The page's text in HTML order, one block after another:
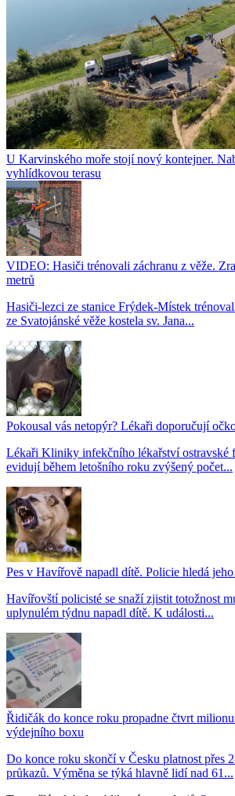
U Karvinského moře stojí nový kontejner.
vyhlídkovou terasu
VIDEO: Hasiči trénovali záchranu z věže.
metrů
Hasiči-lezci ze stanice Frýdek-Místek
ze Svatojánské věže kostela sv. Jana...
Pokousal vás netopýr? Lékaři doporučují
Lékaři Kliniky infekčního lékařství ostravské
evidují během letošního roku zvýšený počet...
Pes v Havířově napadl dítě. Policie hledá
Havířovští policisté se snaží zjistit totožnost
uplynulém týdnu napadl dítě. K události...
Řidičák do konce roku propadne čtvrt
výdejního boxu
Do konce roku skončí v Česku platnost přes
průkazů. Výměna se týká hlavně lidí nad 61...